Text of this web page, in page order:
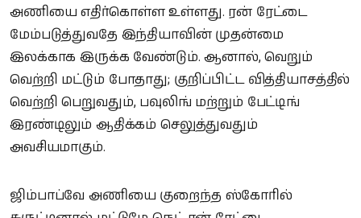
அணியை எதிர்கொள்ள உள்ளது. ரன் ரேட்டை
மேம்படுத்துவதே இந்தியாவின் முதன்மை
இலக்காக இருக்க வேண்டும். ஆனால், வெறும்
வெற்றி மட்டும் போதாது; குறிப்பிட்ட வித்தியாசத்தில்
வெற்றி பெறுவதும், பவுலிங் மற்றும் பேட்டிங்
இரண்டிலும் ஆதிக்கம் செலுத்துவதும்
அவசியமாகும்.
ஜிம்பாப்வே அணியை குறைந்த ஸ்கோரில்